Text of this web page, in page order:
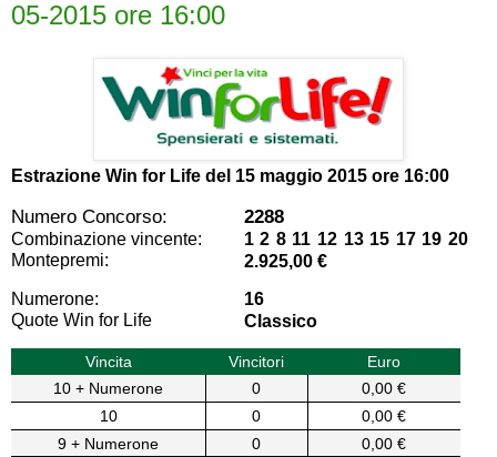
05-2015 ore 16:00
Estrazione Win for Life del 15 maggio 2015 ore 16:00
Numero Concorso: 2288
Combinazione vincente:
1 2 8 11 12 13 15 17 19 20
Montepremi:
2.925,00 €
Numerone:
16
Quote Win for Life
Classico
Vincita Vincitori
Euro
10 + Numerone
0
0,00 €
10
0
0,00 €
9 + Numerone
0
0,00 €